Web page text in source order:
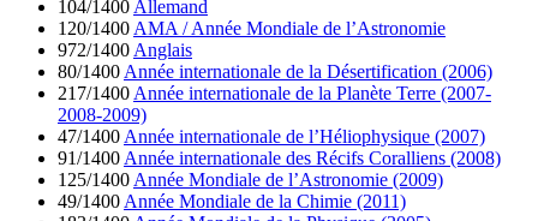
104/1400 Allemand
120/1400 AMA / Année Mondiale de l’Astronomie
972/1400 Anglais
80/1400 Année internationale de la Désertification (2006)
217/1400 Année internationale de la Planète Terre (2007-
2008-2009)
47/1400 Année internationale de l’Héliophysique (2007)
91/1400 Année internationale des Récifs Coralliens (2008)
125/1400 Année Mondiale de l’Astronomie (2009)
49/1400 Année Mondiale de la Chimie (2011)